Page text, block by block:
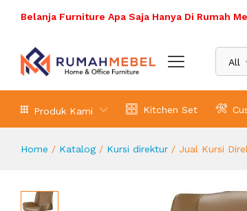
Belanja Furniture Apa Saja Hanya Di Rumah
All
Produk Kami Kitchen Set
Home / Katalog / Kursi direktur / Jual Kursi
Deskripsi Produk